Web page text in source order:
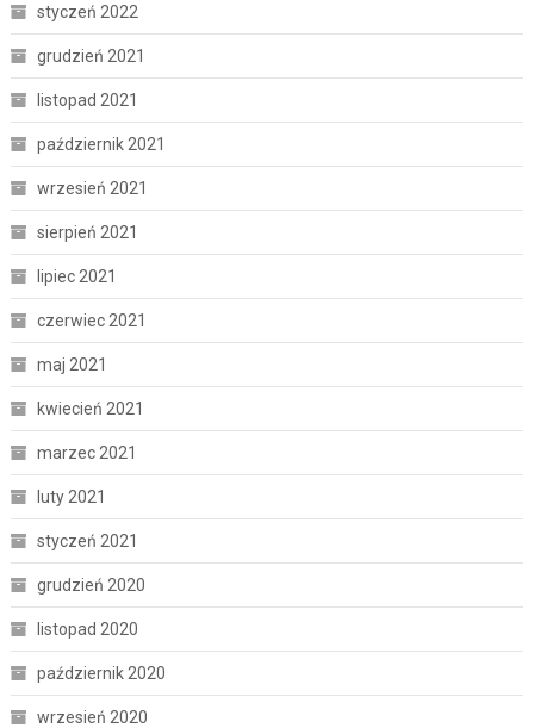
styczeń 2022
grudzień 2021
listopad 2021
październik 2021
wrzesień 2021
sierpień 2021
lipiec 2021
czerwiec 2021
maj 2021
kwiecień 2021
marzec 2021
luty 2021
styczeń 2021
grudzień 2020
listopad 2020
październik 2020
wrzesień 2020